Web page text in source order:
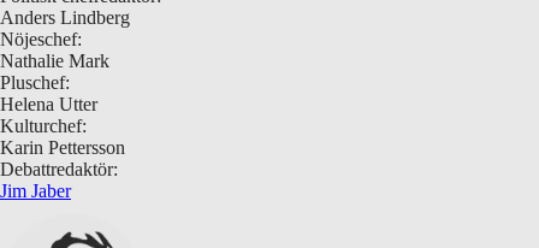
Anders Lindberg
Nöjeschef:
Nathalie Mark
Pluschef:
Helena Utter
Kulturchef:
Karin Pettersson
Debattredaktör:
Jim Jaber